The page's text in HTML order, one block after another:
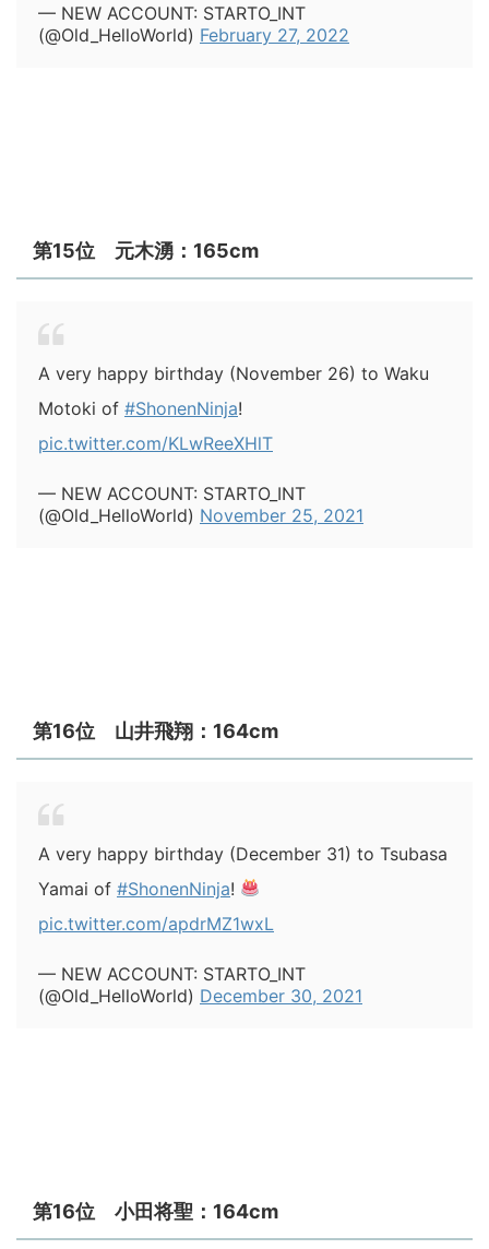
— NEW ACCOUNT: STARTO_INT
(@Old_HelloWorld) February 27, 2022
第15位 元木湧：165cm
A very happy birthday (November 26) to Waku
Motoki of #ShonenNinja!
pic.twitter.com/KLwReeXHlT
— NEW ACCOUNT: STARTO_INT
(@Old_HelloWorld) November 25, 2021
第16位 山井飛翔：164cm
A very happy birthday (December 31) to Tsubasa
Yamai of #ShonenNinja!
pic.twitter.com/apdrMZ1wxL
— NEW ACCOUNT: STARTO_INT
(@Old_HelloWorld) December 30, 2021
第16位 小田将聖：164cm